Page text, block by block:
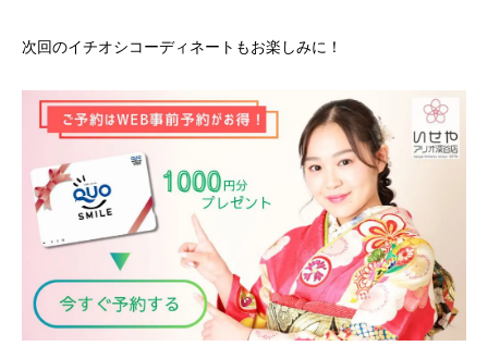
次回のイチオシコーディネートもお楽しみに！